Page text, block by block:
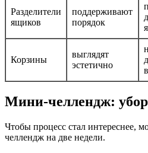
Разделители
ящиков
поддерживают
порядок
Корзины
выглядят
эстетично
Мини-челлендж:
Чтобы процесс стал интереснее,
челлендж на две недели.